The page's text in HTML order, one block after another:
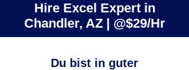
Hire Excel Expert in
Chandler, AZ | @$29/Hr
Du bist in guter